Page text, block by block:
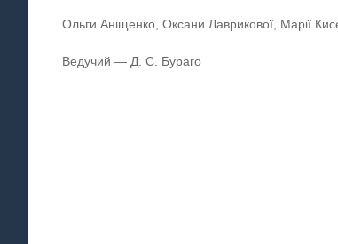
Ольги Аніщенко, Оксани Лаврикової, Марії
Ведучий — Д. С. Бураго